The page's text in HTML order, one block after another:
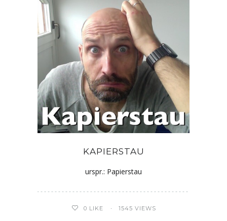
KAPIERSTAU
urspr.: Papierstau
0 LIKE 1545 VIEWS